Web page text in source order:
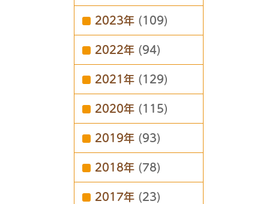
2023年 (109)
2022年 (94)
2021年 (129)
2020年 (115)
2019年 (93)
2018年 (78)
2017年 (23)